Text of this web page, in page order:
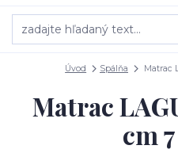
Úvod Spálňa Matrac
Matrac
cm